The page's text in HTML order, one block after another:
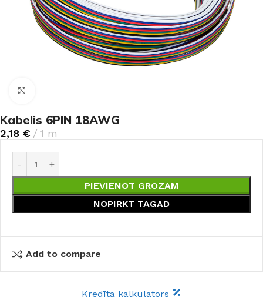
Kabelis 6PIN 18AWG
2,18 € 1 m
PIEVIENOT GROZAM
NOPIRKT TAGAD
Add to compare
Kredīta kalkulators